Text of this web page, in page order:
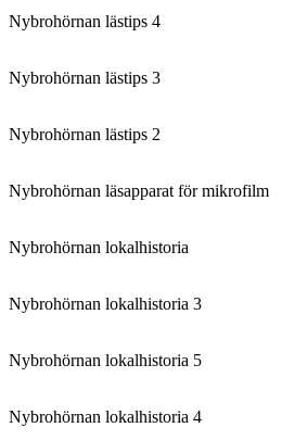
Nybrohörnan lästips 4
Nybrohörnan lästips 3
Nybrohörnan lästips 2
Nybrohörnan läsapparat för mikrofilm
Nybrohörnan lokalhistoria
Nybrohörnan lokalhistoria 3
Nybrohörnan lokalhistoria 5
Nybrohörnan lokalhistoria 4